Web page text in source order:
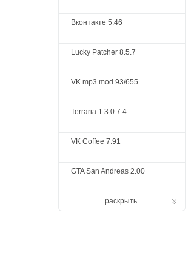
Вконтакте 5.46
Lucky Patcher 8.5.7
VK mp3 mod 93/655
Terraria 1.3.0.7.4
VK Coffee 7.91
GTA San Andreas 2.00
раскрыть